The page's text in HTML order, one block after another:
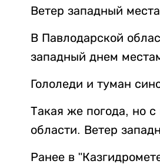
Ветер западный
В Павлодарской
западный днем
Гололеди и туман
Такая же погода, но
области. Ветер
Ранее в